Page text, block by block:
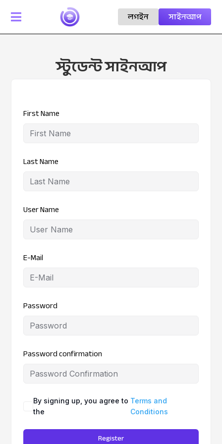
 সাইনআপ
লগইন
স্টুডেন্ট সাইনআপ
First Name
Last Name
User Name
E-Mail
Password
Password confirmation
By signing up, you agree to
the
Terms and
Conditions
Register